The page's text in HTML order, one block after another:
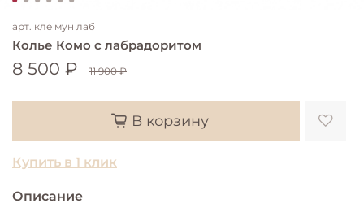
арт. кле мун лаб
Колье Комо с лабрадоритом
8 500 ₽ 11 900 ₽
В корзину
Купить в 1 клик
Описание